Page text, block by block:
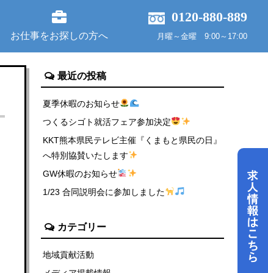
お仕事をお探しの方へ
0120-880-889
月曜～金曜 9:00～17:00
最近の投稿
夏季休暇のお知らせ
つくるシゴト就活フェア参加決定
KKT熊本県民テレビ主催『くまもと県民の日』
へ特別協賛いたします
GW休暇のお知らせ
1/23 合同説明会に参加しました
カテゴリー
地域貢献活動